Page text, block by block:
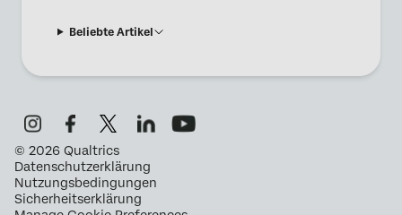
Beliebte Artikel
© 2026 Qualtrics
Datenschutzerklärung
Nutzungsbedingungen
Sicherheitserklärung